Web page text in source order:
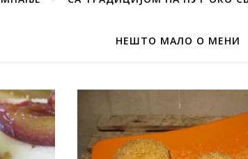
НЕШТО МАЛО О МЕНИ